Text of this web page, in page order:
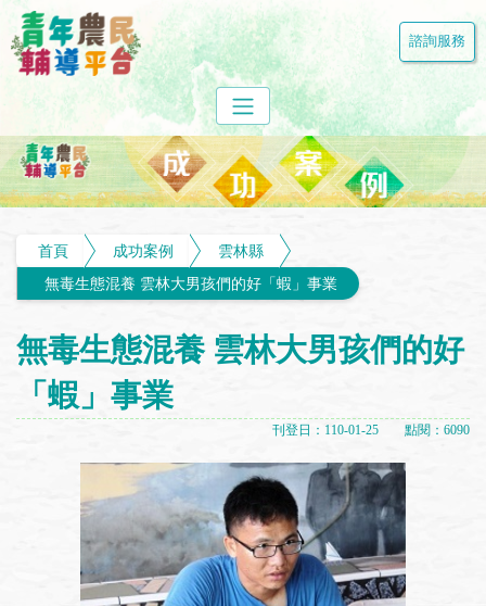
諮詢服務
首頁 成功案例
雲林縣
無毒生態混養 雲林大男孩們的好「蝦」事業
無毒生態混養 雲林大男孩們的好
「蝦」事業
刊登日：110-01-25 點閱：6090